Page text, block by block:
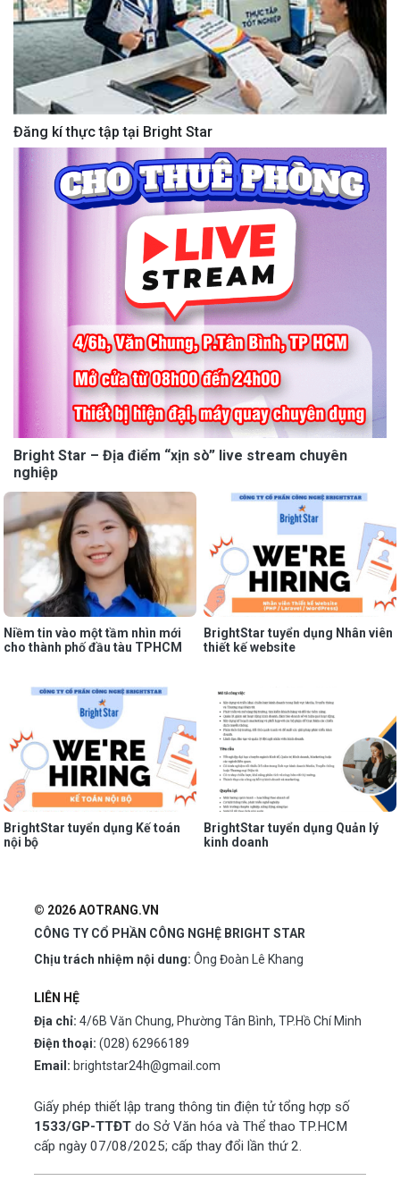
Đăng kí thực tập tại Bright Star
Bright Star – Địa điểm “xịn sò” live stream chuyên
nghiệp
Niềm tin vào một tầm nhìn mới
cho thành phố đầu tàu TPHCM
BrightStar tuyển dụng Nhân viên
thiết kế website
BrightStar tuyển dụng Kế toán
nội bộ
BrightStar tuyển dụng Quản lý
kinh doanh
© 2026 AOTRANG.VN
CÔNG TY CỔ PHẦN CÔNG NGHỆ BRIGHT STAR
Chịu trách nhiệm nội dung: Ông Đoàn Lê Khang
LIÊN HỆ
Địa chỉ: 4/6B Văn Chung, Phường Tân Bình, TP.Hồ Chí Minh
Điện thoại: (028) 62966189
Email: brightstar24h@gmail.com
Giấy phép thiết lập trang thông tin điện tử tổng hợp số
1533/GP-TTĐT do Sở Văn hóa và Thể thao TP.HCM
cấp ngày 07/08/2025; cấp thay đổi lần thứ 2.